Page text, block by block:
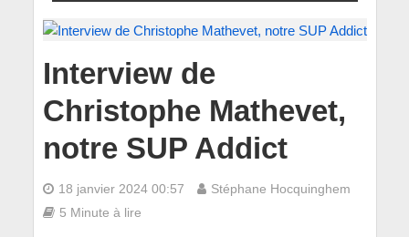
Interview de
Christophe Mathevet,
notre SUP Addict
18 janvier 2024 00:57
Stéphane Hocquinghem
5 Minute à lire